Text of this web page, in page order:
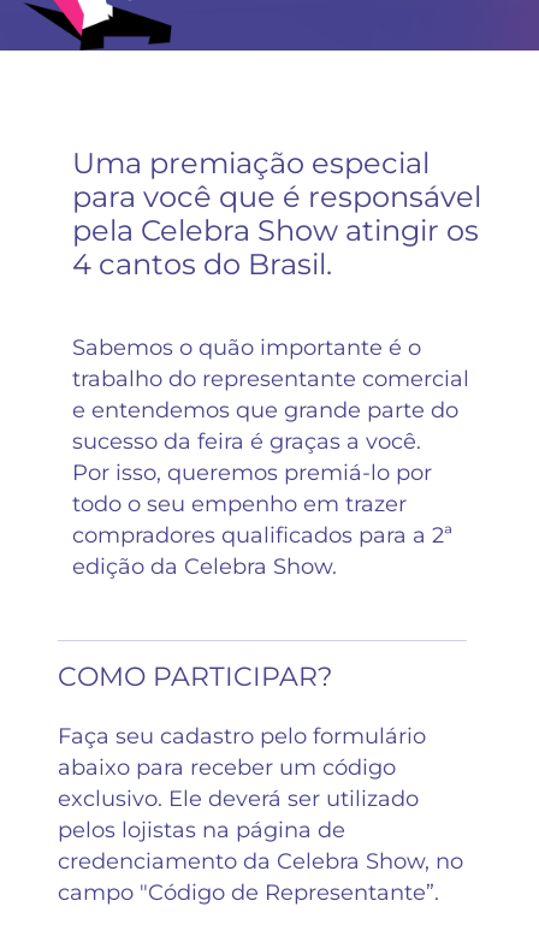
Uma premiação especial
para você que é responsável
pela Celebra Show atingir os
4 cantos do Brasil.
Sabemos o quão importante é o
trabalho do representante comercial
e entendemos que grande parte do
sucesso da feira é graças a você.
Por isso, queremos premiá-lo por
todo o seu empenho em trazer
compradores qualificados para a 2ª
edição da Celebra Show.
COMO PARTICIPAR?
Faça seu cadastro pelo formulário
abaixo para receber um código
exclusivo. Ele deverá ser utilizado
pelos lojistas na página de
credenciamento da Celebra Show, no
campo "Código de Representante”.